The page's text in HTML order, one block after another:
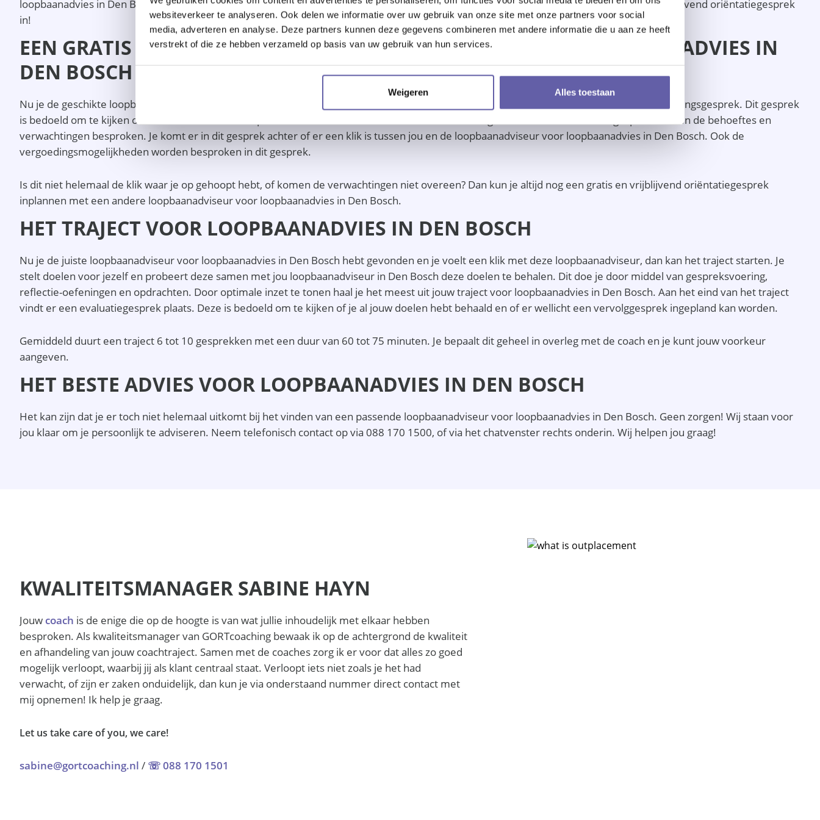
websiteverkeer te analyseren. Ook delen we informatie over uw gebruik van onze site met onze partners voor social
media, adverteren en analyse. Deze partners kunnen deze gegevens combineren met andere informatie die u aan ze heeft
verstrekt of die ze hebben verzameld op basis van uw gebruik van hun services.
Weigeren Alles toestaan
loopbaanadvies in Den Bosch. Sluit dit goed aan op jouw vraag? Bekijk dan de agenda van deze loopbaanadviseur en plan een gratis en vrijblijvend oriëntatiegesprek
in!
EEN GRATIS EN VRIJBLIJVEND ORIËNTATIEGESPREK VOOR LOOPBAANADVIES IN
DEN BOSCH
Nu je de geschikte loopbaanadviseur voor loopbaanadvies in Den Bosch hebt gevonden, is het tijd voor het gratis en vrijblijvende kennismakingsgesprek. Dit gesprek
is bedoeld om te kijken of er een klik is met de loopbaanadviseur in Den Bosch en of de verwachtingen overeenkomen. In dit gesprek worden de behoeftes en
verwachtingen besproken. Je komt er in dit gesprek achter of er een klik is tussen jou en de loopbaanadviseur voor loopbaanadvies in Den Bosch. Ook de
vergoedingsmogelijkheden worden besproken in dit gesprek.
Is dit niet helemaal de klik waar je op gehoopt hebt, of komen de verwachtingen niet overeen? Dan kun je altijd nog een gratis en vrijblijvend oriëntatiegesprek
inplannen met een andere loopbaanadviseur voor loopbaanadvies in Den Bosch.
HET TRAJECT VOOR LOOPBAANADVIES IN DEN BOSCH
Nu je de juiste loopbaanadviseur voor loopbaanadvies in Den Bosch hebt gevonden en je voelt een klik met deze loopbaanadviseur, dan kan het traject starten. Je
stelt doelen voor jezelf en probeert deze samen met jou loopbaanadviseur in Den Bosch deze doelen te behalen. Dit doe je door middel van gespreksvoering,
reflectie-oefeningen en opdrachten. Door optimale inzet te tonen haal je het meest uit jouw traject voor loopbaanadvies in Den Bosch. Aan het eind van het traject
vindt er een evaluatiegesprek plaats. Deze is bedoeld om te kijken of je al jouw doelen hebt behaald en of er wellicht een vervolggesprek ingepland kan worden.
Gemiddeld duurt een traject 6 tot 10 gesprekken met een duur van 60 tot 75 minuten. Je bepaalt dit geheel in overleg met de coach en je kunt jouw voorkeur
aangeven.
HET BESTE ADVIES VOOR LOOPBAANADVIES IN DEN BOSCH
Het kan zijn dat je er toch niet helemaal uitkomt bij het vinden van een passende loopbaanadviseur voor loopbaanadvies in Den Bosch. Geen zorgen! Wij staan voor
jou klaar om je persoonlijk te adviseren. Neem telefonisch contact op via 088 170 1500, of via het chatvenster rechts onderin. Wij helpen jou graag!
KWALITEITSMANAGER SABINE HAYN
Jouw coach is de enige die op de hoogte is van wat jullie inhoudelijk met elkaar hebben
besproken. Als kwaliteitsmanager van GORTcoaching bewaak ik op de achtergrond de kwaliteit
en afhandeling van jouw coachtraject. Samen met de coaches zorg ik er voor dat alles zo goed
mogelijk verloopt, waarbij jij als klant centraal staat. Verloopt iets niet zoals je het had
verwacht, of zijn er zaken onduidelijk, dan kun je via onderstaand nummer direct contact met
mij opnemen! Ik help je graag.
Let us take care of you, we care!
sabine@gortcoaching.nl / ☏ 088 170 1501